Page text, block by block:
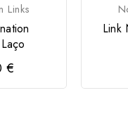
Links
€
Link